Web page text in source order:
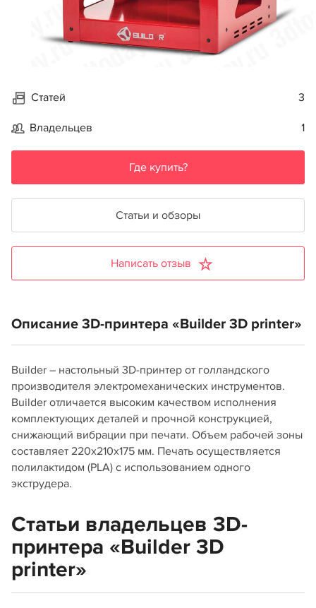
Статей 3
Владельцев 1
Где купить?
Статьи и обзоры
Написать отзыв
Описание 3D-принтера «Builder 3D printer»
Builder – настольный 3D-принтер от голландского
производителя электромеханических инструментов.
Builder отличается высоким качеством исполнения
комплектующих деталей и прочной конструкцией,
снижающий вибрации при печати. Объем рабочей зоны
составляет 220х210х175 мм. Печать осуществляется
полилактидом (PLA) с использованием одного
экструдера.
Статьи владельцев 3D-
принтера «Builder 3D
printer»